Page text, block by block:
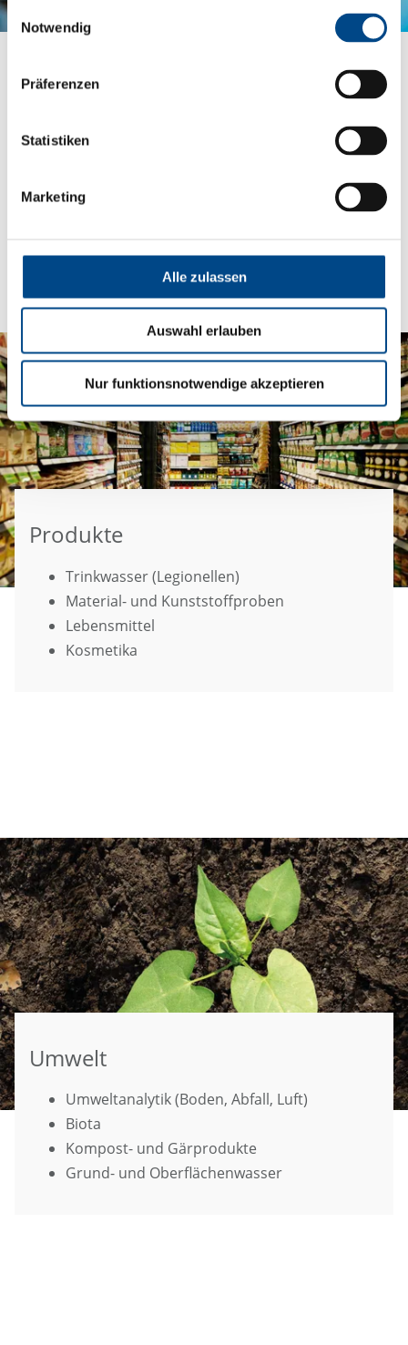
Einwilligungsauswahl
Notwendig
Präferenzen
Statistiken
Marketing
Alle zulassen
Auswahl erlauben
Nur funktionsnotwendige akzeptieren
Veterinär
Medical Devices
Chemicals
Produkte
Trinkwasser (Legionellen)
Material- und Kunststoffproben
Lebensmittel
Kosmetika
Umwelt
Umweltanalytik (Boden, Abfall, Luft)
Biota
Kompost- und Gärprodukte
Grund- und Oberflächenwasser